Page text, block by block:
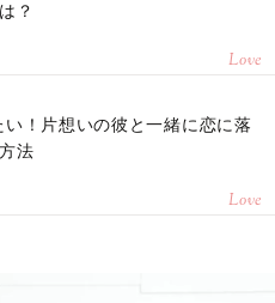
？
Love
い！片想いの彼と一緒に恋に落
法
Love